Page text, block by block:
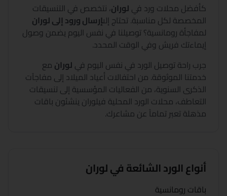
كأفضل محلات ورد في لوران، نتخصص في التنسيقات
المخصصة لكل مناسبة. تحتاج إلىإرسال ورود إلىلوران
لمفاجأة رومانسية؟ توصيلنا في نفس اليوم يضمن وصول
إيماءتك فريش وفي الوقت المحدد.
جرب راحة توصيل الورد في نفس اليوم في لوران مع
خدمتنا الموثوقة. من احتفالات أعياد الميلاد إلى مفاجآت
الذكرى السنوية، من الفعاليات المؤسسية إلى تنسيقات
التعاطف، محلات الورد المحلية فيلورانينشئون باقات
مذهلة تعبر تماماً عن مشاعرك.
أنواع الورد الشائعة فيلوران
باقات رومانسية